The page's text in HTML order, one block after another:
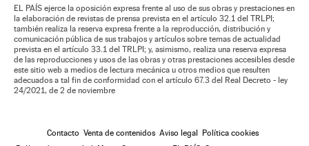
EL PAÍS ejerce la oposición expresa frente al uso de sus obras y prestaciones en
la elaboración de revistas de prensa prevista en el artículo 32.1 del TRLPI;
también realiza la reserva expresa frente a la reproducción, distribución y
comunicación pública de sus trabajos y artículos sobre temas de actualidad
prevista en el artículo 33.1 del TRLPI; y, asimismo, realiza una reserva expresa
de las reproducciones y usos de las obras y otras prestaciones accesibles desde
este sitio web a medios de lectura mecánica u otros medios que resulten
adecuados a tal fin de conformidad con el artículo 67.3 del Real Decreto - ley
24/2021, de 2 de noviembre
Contacto Venta de contenidos Aviso legal Política cookies